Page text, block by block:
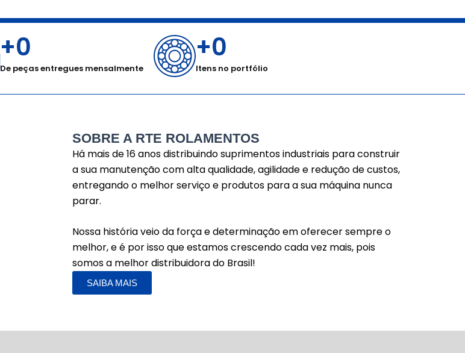
De peças entregues mensalmente​
+0
Itens no portfólio
+0
SOBRE A RTE ROLAMENTOS
Há mais de 16 anos distribuindo suprimentos industriais para construir
a sua manutenção com alta qualidade, agilidade e redução de custos,
entregando o melhor serviço e produtos para a sua máquina nunca
parar.
Nossa história veio da força e determinação em oferecer sempre o
melhor, e é por isso que estamos crescendo cada vez mais, pois
somos a melhor distribuidora do Brasil!
SAIBA MAIS